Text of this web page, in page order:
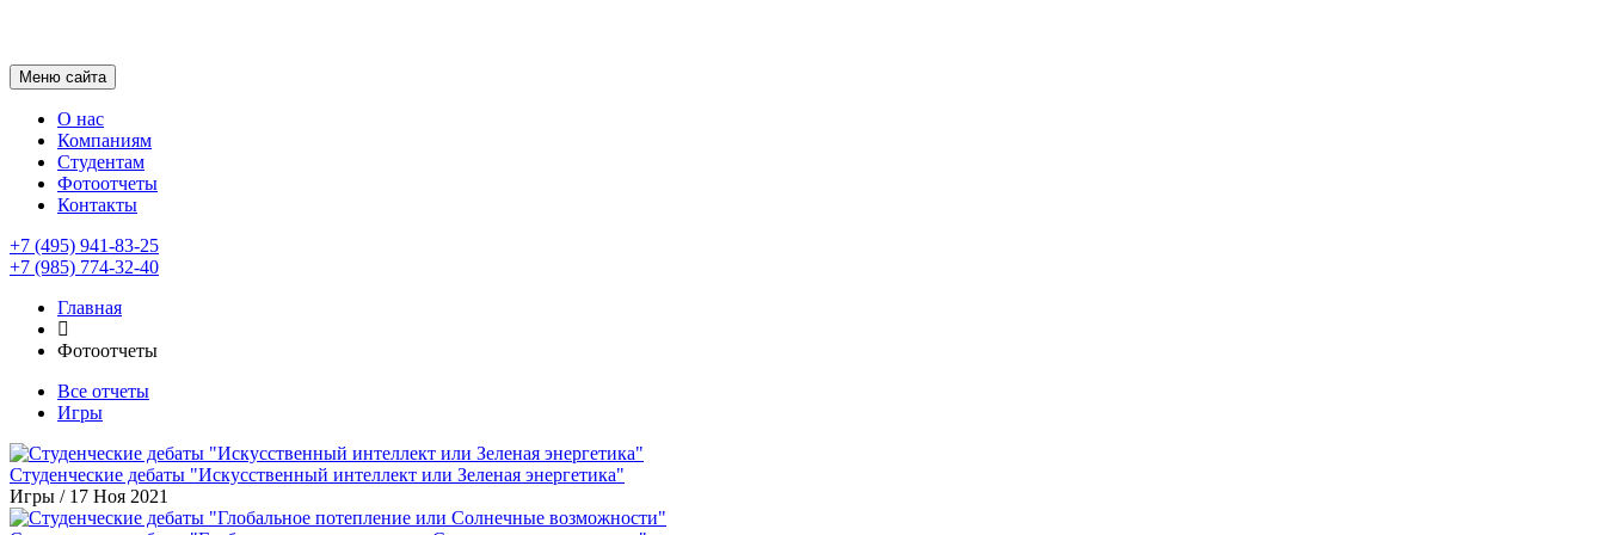
Меню сайта
О нас
Компаниям
Студентам
Фотоотчеты
Контакты
+7 (495) 941-83-25
+7 (985) 774-32-40
Главная
Фотоотчеты
Все отчеты
Игры
Студенческие дебаты "Искусственный интеллект или Зеленая энергетика"
Игры / 17 Ноя 2021